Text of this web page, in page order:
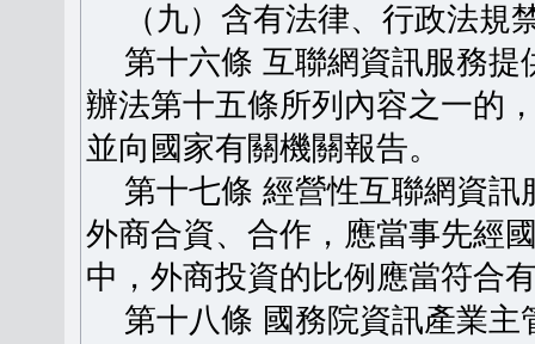
（九）含有法律、行政法規
第十六條 互聯網資訊服務提
辦法第十五條所列內容之一的
並向國家有關機關報告。
第十七條 經營性互聯網資訊
外商合資、合作，應當事先經
中，外商投資的比例應當符合
第十八條 國務院資訊產業主